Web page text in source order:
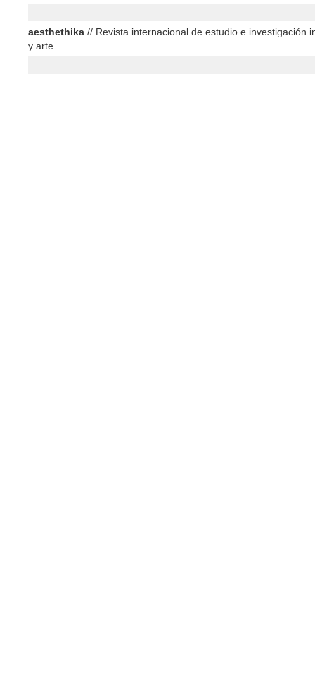
aesthethika // Revista internacional de estudio e investigación
y arte